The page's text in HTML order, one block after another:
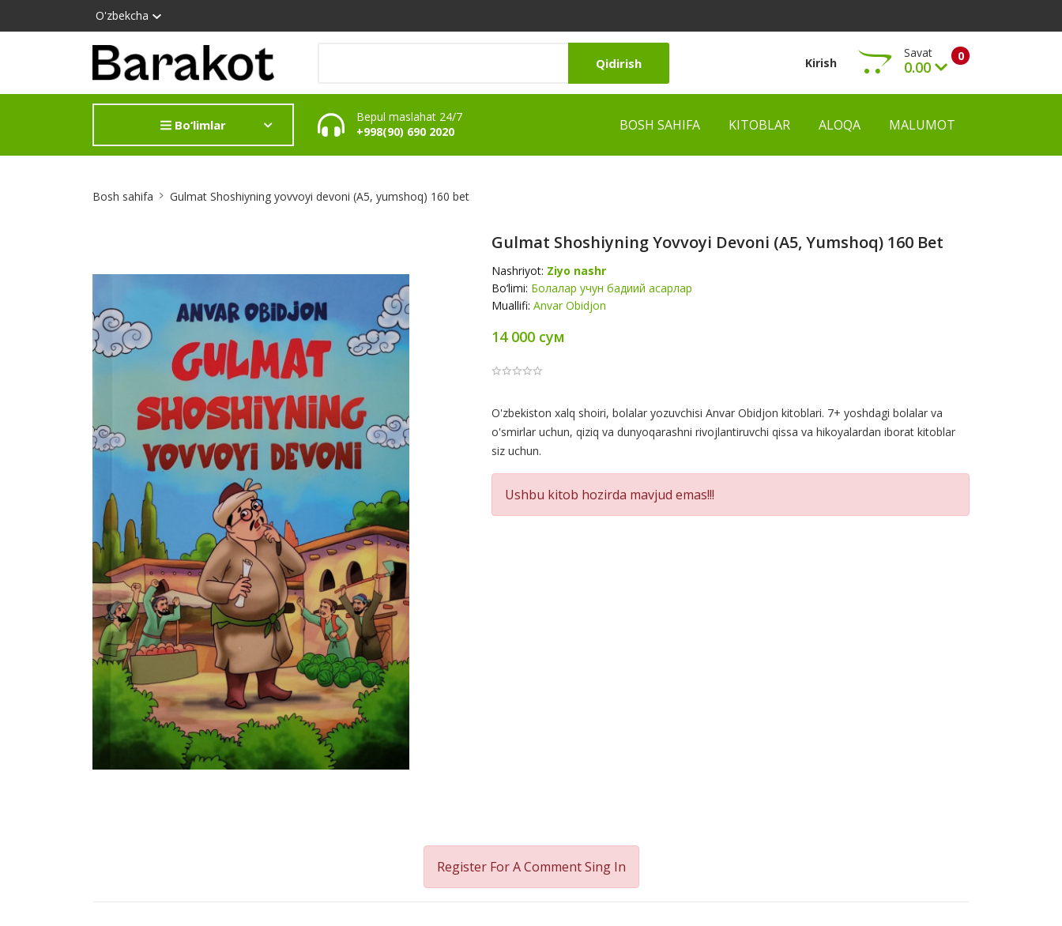
O'zbekcha
Qidirish Kirish 0
Savat
0.00
Ko‘rish
Bo‘limlar
Bepul maslahat 24/7
+998(90) 690 2020
BOSH SAHIFA KITOBLAR ALOQA MALUMOT
Bosh sahifa Gulmat Shoshiyning yovvoyi devoni (А5, yumshoq) 160 bet
Gulmat Shoshiyning Yovvoyi Devoni (А5, Yumshoq) 160 Bet
Nashriyot: Ziyo nashr
Bo‘limi: Болалар учун бадиий асарлар
Muallifi: Anvar Obidjon
14 000 сум
Product
Summery
O'zbekiston xalq shoiri, bolalar yozuvchisi Anvar Obidjon kitoblari. 7+ yoshdagi bolalar va
o'smirlar uchun, qiziq va dunyoqarashni rivojlantiruvchi qissa va hikoyalardan iborat kitoblar
siz uchun.
Ushbu kitob hozirda mavjud emas!!!
Register For A CommentSing In